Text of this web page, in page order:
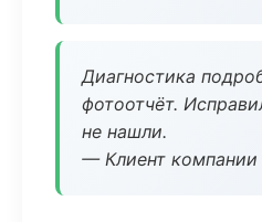
Диагностика
фотоотчёт.
не нашли.
— Клиент компании